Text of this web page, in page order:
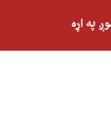
په اړه